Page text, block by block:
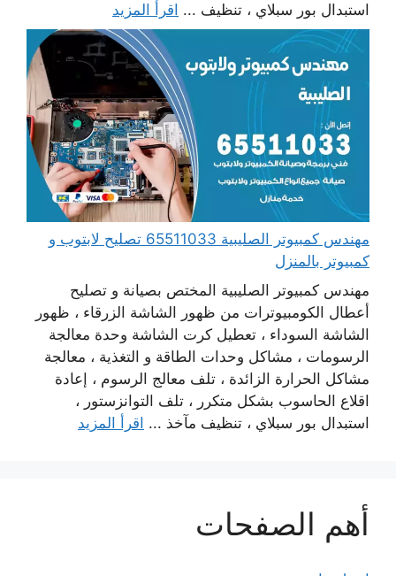
استبدال بور سبلاي ، تنظيف ... اقرأ المزيد
مهندس كمبيوتر الصليبية 65511033 تصليح لابتوب و
كمبيوتر بالمنزل
مهندس كمبيوتر الصليبية المختص بصيانة و تصليح
أعطال الكومبيوترات من ظهور الشاشة الزرقاء ، ظهور
الشاشة السوداء ، تعطيل كرت الشاشة وحدة معالجة
الرسومات ، مشاكل وحدات الطاقة و التغذية ، معالجة
مشاكل الحرارة الزائدة ، تلف معالج الرسوم ، إعادة
اقلاع الحاسوب بشكل متكرر ، تلف التوانزستور ،
استبدال بور سبلاي ، تنظيف مآخذ ... اقرأ المزيد
أهم الصفحات